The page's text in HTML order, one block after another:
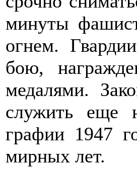
минуты
огнем.
бою,
медалями.
служить еще
графии 1947
мирных лет.